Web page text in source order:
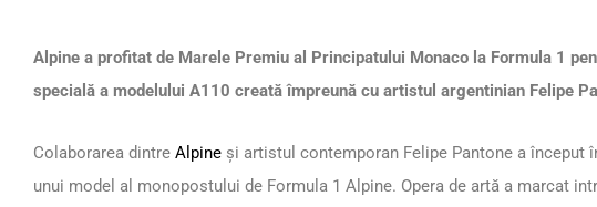
Alpine a profitat de Marele Premiu al Principatului Monaco la Formula 1
specială a modelului A110 creată împreună cu artistul argentinian Felipe
Colaborarea dintre Alpine și artistul contemporan Felipe Pantone a început
unui model al monopostului de Formula 1 Alpine. Opera de artă a marcat